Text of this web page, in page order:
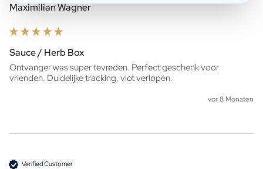
Maximilian Wagner
Sauce / Herb Box
Ontvanger was super tevreden. Perfect geschenk voor
vrienden. Duidelijke tracking, vlot verlopen.
vor 8 Monaten
Verified Customer